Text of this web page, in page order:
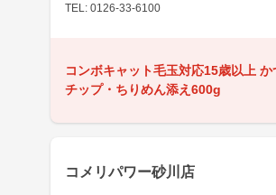
TEL: 0126-33-6100
コンボキャット毛玉対応15歳以上
チップ・ちりめん添え600g
コメリパワー砂川店